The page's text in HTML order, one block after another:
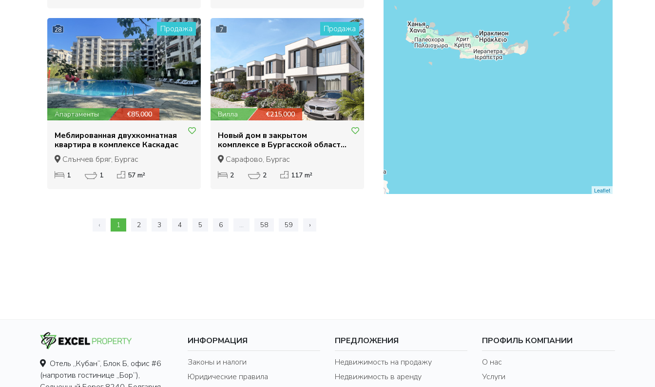
28 Продажа
Апартаменты €85,000
Меблированная двухкомнатная
квартира в комплексе Каскадас
Слънчев бряг, Бургас
1 1 57 m²
7 Продажа
Вилла €215,000
Новый дом в закрытом
комплексе в Бургасской области
- комплекс Виктория Каса
Сарафово, Бургас
2 2 117 m²
‹ 1 2 3 4 5 6 ... 58 59 ›
Leaflet
Отель „Кубан“, Блок Б, офис #6
(напротив гостинице „Бор“),
ИНФОРМАЦИЯ
Законы и налоги
Юридические правила
ПРЕДЛОЖЕНИЯ
Недвижимость на продажу
Недвижимость в аренду
ПРОФИЛЬ КОМПАНИИ
О нас
Услуги